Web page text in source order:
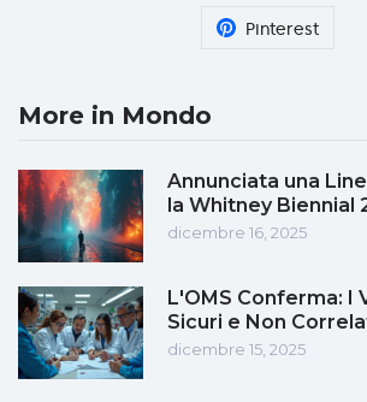
Pinterest
More in Mondo
Annunciata una
la Whitney Biennial
dicembre 16, 2025
L'OMS Conferma: I
Sicuri e Non
dicembre 15, 2025